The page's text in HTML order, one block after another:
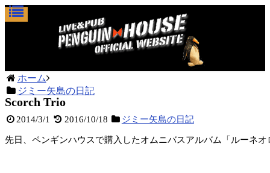
ホーム
ジミー矢島の日記
Scorch Trio
2014/3/1 2016/10/18 ジミー矢島の日記
先日、ペンギンハウスで購入したオムニバスアルバム「ルーネオ